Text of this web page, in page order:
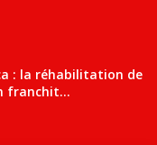
: la réhabilitation de
franchit...